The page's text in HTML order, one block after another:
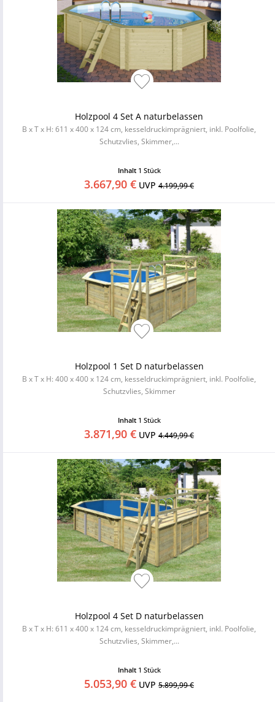
Holzpool 4 Set A naturbelassen
B x T x H: 611 x 400 x 124 cm, kesseldruckimprägniert, inkl. Poolfolie,
Schutzvlies, Skimmer,...
Inhalt 1 Stück
3.667,90 € UVP 4.199,99 €
Holzpool 1 Set D naturbelassen
B x T x H: 400 x 400 x 124 cm, kesseldruckimprägniert, inkl. Poolfolie,
Schutzvlies, Skimmer
Inhalt 1 Stück
3.871,90 € UVP 4.449,99 €
Holzpool 4 Set D naturbelassen
B x T x H: 611 x 400 x 124 cm, kesseldruckimprägniert, inkl. Poolfolie,
Schutzvlies, Skimmer,...
Inhalt 1 Stück
5.053,90 € UVP 5.899,99 €